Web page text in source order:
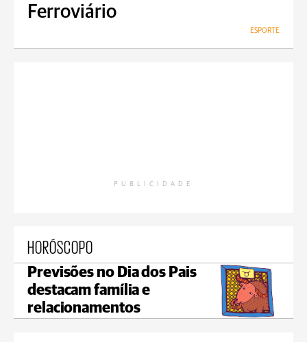
Ferroviário
ESPORTE
PUBLICIDADE
HORÓSCOPO
Previsões no Dia dos Pais
destacam família e
relacionamentos